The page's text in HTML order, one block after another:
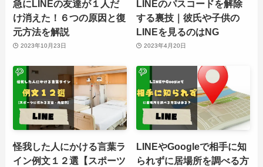
急にLINEの友達が１人だ
け消えた！６つの原因と復
元方法を解説
2023年10月23日
LINEのパスコードを解除
する裏技｜彼氏や子供の
LINEを見るのはNG
2023年4月20日
怪我した人にかける言葉ラ
イン例文１２選【スポーツ
LINEやGoogleで相手に知
られずに居場所を調べる方